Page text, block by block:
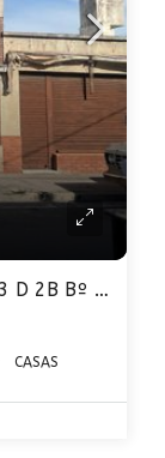
CASA VENTA EN PLANTA ALTA DE 3 D 2B Bº TIRO FEDERAL U$S 70.000
CASAS